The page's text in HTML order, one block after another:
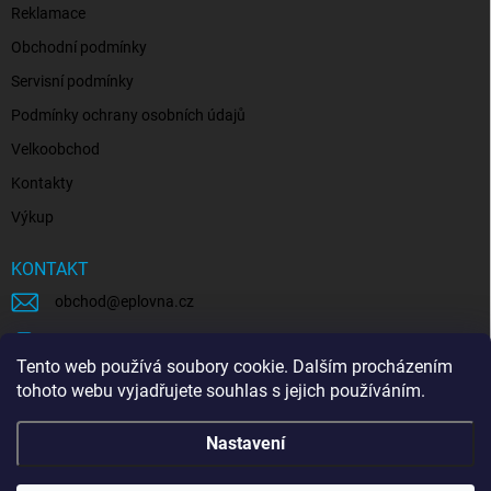
Tento web používá soubory cookie. Dalším procházením
tohoto webu vyjadřujete souhlas s jejich používáním.
Nastavení
Reklamace
Obchodní podmínky
Servisní podmínky
Podmínky ochrany osobních údajů
Velkoobchod
Kontakty
Výkup
KONTAKT
obchod @eplovna.cz
eplovna.cz